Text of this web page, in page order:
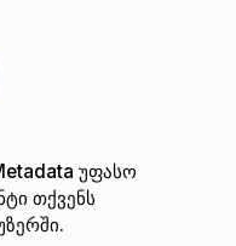
უფასო
თქვენს